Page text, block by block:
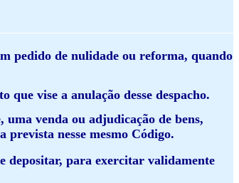
pedido de nulidade ou reforma, quando
que vise a anulação desse despacho.
uma venda ou adjudicação de bens,
prevista nesse mesmo Código.
depositar, para exercitar validamente